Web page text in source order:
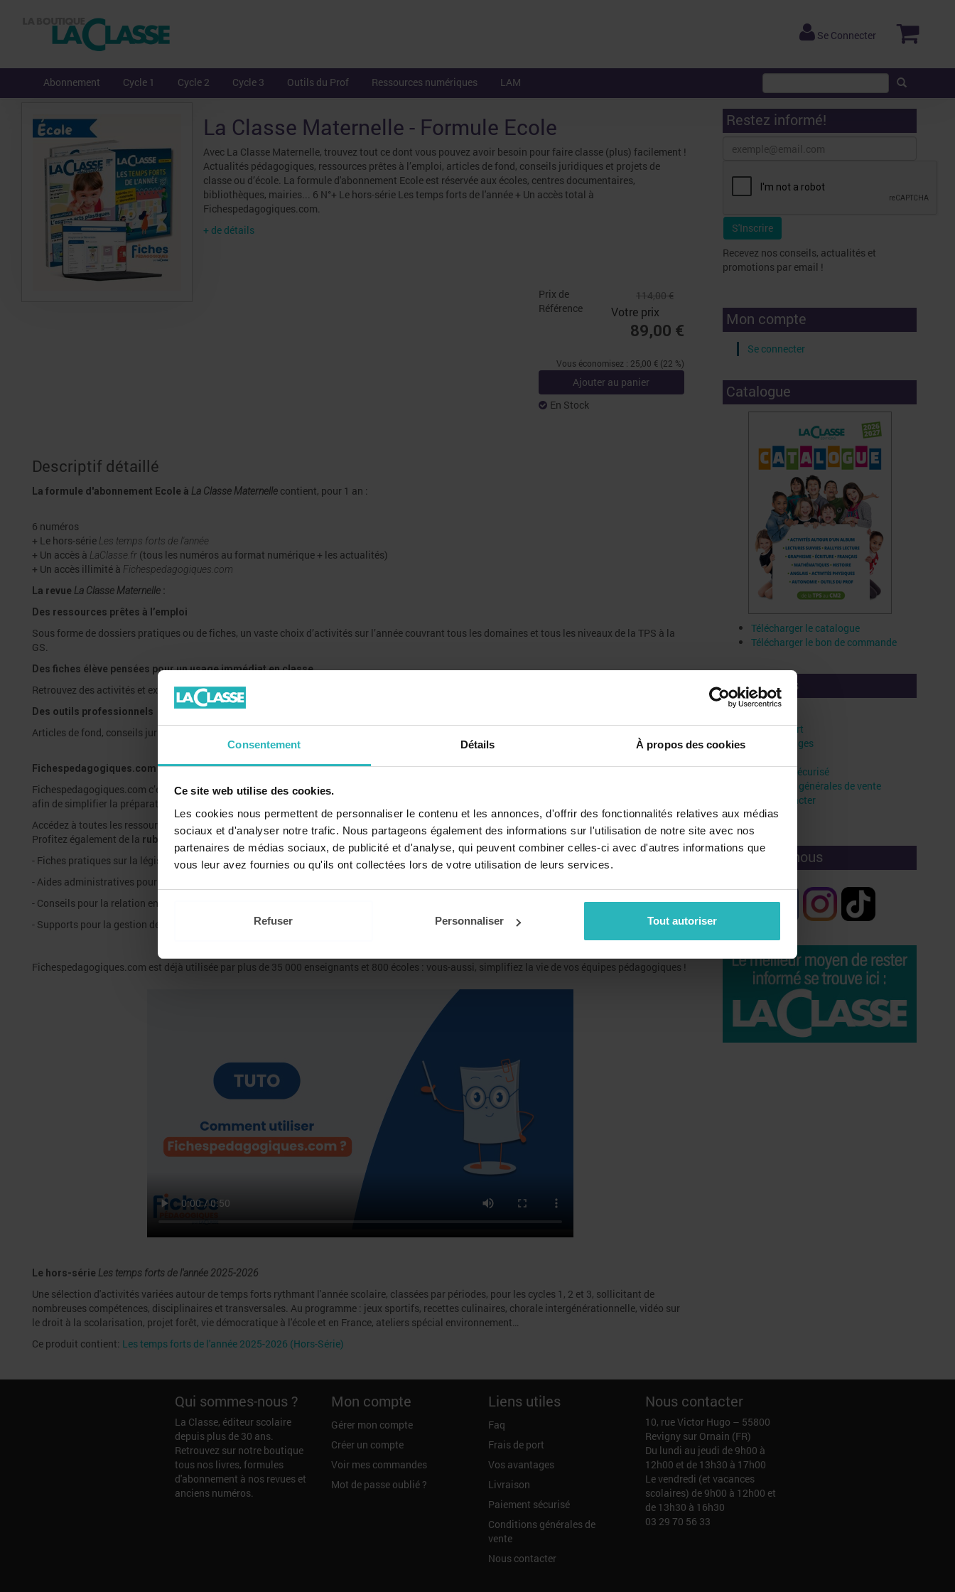
Consentement Détails À propos des cookies
Ce site web utilise des cookies.
Les cookies nous permettent de personnaliser le contenu et les annonces, d'offrir des fonctionnalités relatives aux médias
sociaux et d'analyser notre trafic. Nous partageons également des informations sur l'utilisation de notre site avec nos
partenaires de médias sociaux, de publicité et d'analyse, qui peuvent combiner celles-ci avec d'autres informations que
vous leur avez fournies ou qu'ils ont collectées lors de votre utilisation de leurs services.
Refuser Personnaliser Tout autoriser
Se Connecter
Abonnement Cycle 1 Cycle 2 Cycle 3 Outils du Prof Ressources numériques LAM
La Classe Maternelle - Formule Ecole
Avec La Classe Maternelle, trouvez tout ce dont vous pouvez avoir besoin pour faire classe (plus) facilement !
Actualités pédagogiques, ressources prêtes à l’emploi, articles de fond, conseils juridiques et projets de
classe ou d’école. La formule d'abonnement Ecole est réservée aux écoles, centres documentaires,
bibliothèques, mairies... 6 N°+ Le hors-série Les temps forts de l'année + Un accès total à
Fichespedagogiques.com.
+ de détails
Prix de
Référence
114,00 €
Votre prix
89,00 €
Vous économisez : 25,00 € (22 %)
Ajouter au panier
En Stock
Descriptif détaillé
La formule d'abonnement Ecole à La Classe Maternelle contient, pour 1 an :
6 numéros
+ Le hors-série Les temps forts de l'année
+ Un accès à LaClasse.fr (tous les numéros au format numérique + les actualités)
+ Un accès illimité à Fichespedagogiques.com
La revue La Classe Maternelle :
Des ressources prêtes à l’emploi
Sous forme de dossiers pratiques ou de fiches, un vaste choix d’activités sur l’année couvrant tous les domaines et tous les niveaux de la TPS à la
GS.
Des fiches élève pensées pour un usage immédiat en classe
Retrouvez des activités et exercices clés en main, accompagnés de leur appareillage pédagogique.
Des outils professionnels
Articles de fond, conseils juridiques et projets de classe ou d'école.
Fichespedagogiques.com
Fichespedagogiques.com c’est la plateforme de ressources pédagogiques prêtes à l'emploi de La Classe, pensée pour les enseignants du primaire
afin de simplifier la préparation de classe et gagner du temps.
Accédez à toutes les ressources imaginées par des enseignants pour des enseignants en français, maths, histoire, découverte du monde, EPS, ...
Profitez également de la rubrique Organisation+ :
- Fiches pratiques sur la législation scolaire
- Aides administratives pour la gestion de classe et d'école
- Conseils pour la relation entre enseignants et hiérarchie
- Supports pour la gestion des élèves au quotidien
Fichespedagogiques.com est déjà utilisée par plus de 35 000 enseignants et 800 écoles : vous-aussi, simplifiez la vie de vos équipes pédagogiques !
Le hors-série Les temps forts de l'année 2025-2026
Une sélection d'activités variées autour de temps forts rythmant l'année scolaire, classées par périodes, pour les cycles 1, 2 et 3, sollicitant de
nombreuses compétences, disciplinaires et transversales. Au programme : jeux sportifs, recettes culinaires, chorale intergénérationnelle, vidéo sur
le droit à la scolarisation, projet forêt, vie démocratique à l'école et en France, ateliers spécial environnement…
Ce produit contient: Les temps forts de l'année 2025-2026 (Hors-Série)
Restez informé!
Recevez nos conseils, actualités et
promotions par email !
Mon compte
Se connecter
Catalogue
Télécharger le catalogue
Télécharger le bon de commande
Liens utiles
Frais de port
Vos avantages
Paiement sécurisé
Conditions générales de vente
Nous contacter
Crédits
Rejoignez-nous
Qui sommes-nous ?
La Classe, éditeur scolaire
depuis plus de 30 ans.
Retrouvez sur notre boutique
tous nos livres, formules
d'abonnement à nos revues et
anciens numéros.
Mon compte
Gérer mon compte
Créer un compte
Voir mes commandes
Mot de passe oublié ?
Liens utiles
Faq
Frais de port
Vos avantages
Livraison
Paiement sécurisé
Conditions générales de
vente
Nous contacter
Nous contacter
10, rue Victor Hugo – 55800
Revigny sur Ornain (FR)
Du lundi au jeudi de 9h00 à
12h00 et de 13h30 à 17h00
Le vendredi (et vacances
scolaires) de 9h00 à 12h00 et
de 13h30 à 16h30
03 29 70 56 33